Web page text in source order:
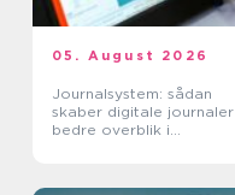
05. August 2026
Journalsystem: sådan
skaber digitale journaler
bedre overblik i